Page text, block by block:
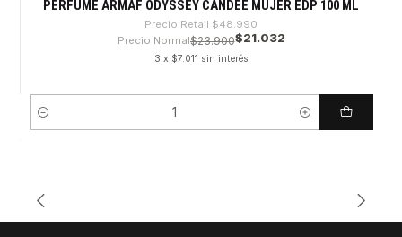
PERFUME ARMAF ODYSSEY CANDEE MUJER EDP 100 ML
Precio Retail $48.990
Precio Normal$23.900$21.032
3 x $7.011 sin interés
Cantidad